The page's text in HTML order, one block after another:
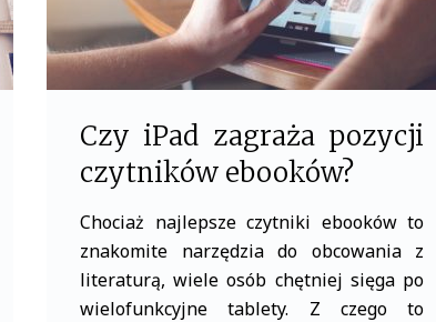
Czy iPad zagraża pozycji
czytników ebooków?
Chociaż najlepsze czytniki ebooków to
znakomite narzędzia do obcowania z
literaturą, wiele osób chętniej sięga po
wielofunkcyjne tablety. Z czego to